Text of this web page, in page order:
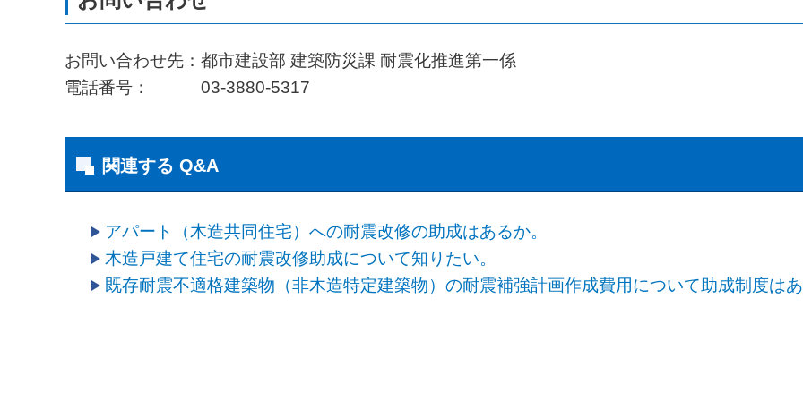
お問い合わせ先：都市建設部 建築防災課 耐震化推進第一係
電話番号： 03-3880-5317
関連する Q&A
アパート（木造共同住宅）への耐震改修の助成はあるか。
木造戸建て住宅の耐震改修助成について知りたい。
既存耐震不適格建築物（非木造特定建築物）の耐震補強計画作成費用について助成制度は